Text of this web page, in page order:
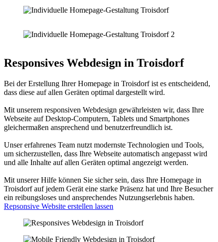
Responsives Webdesign in Troisdorf
Bei der Erstellung Ihrer Homepage in Troisdorf ist es entscheidend,
dass diese auf allen Geräten optimal dargestellt wird.
Mit unserem responsiven Webdesign gewährleisten wir, dass Ihre
Webseite auf Desktop-Computern, Tablets und Smartphones
gleichermaßen ansprechend und benutzerfreundlich ist.
Unser erfahrenes Team nutzt modernste Technologien und Tools,
um sicherzustellen, dass Ihre Webseite automatisch angepasst wird
und alle Inhalte auf allen Geräten optimal angezeigt werden.
Mit unserer Hilfe können Sie sicher sein, dass Ihre Homepage in
Troisdorf auf jedem Gerät eine starke Präsenz hat und Ihre Besucher
ein reibungsloses und ansprechendes Nutzungserlebnis haben.
Repsonsive Website erstellen lassen